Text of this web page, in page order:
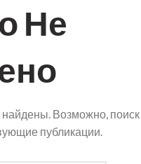
Не
найдены. Возможно, поиск
публикации.